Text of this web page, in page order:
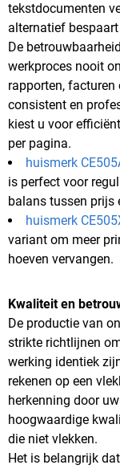
tekstdocumenten
alternatief
De
werkproces nooit
rapporten, facturen
consistent en
kiest u voor
per pagina.
huismerk
is perfect voor
balans tussen prijs
huismerk
variant om meer
hoeven vervangen.
Kwaliteit en
De productie van
strikte richtlijnen
werking identiek
rekenen op een
herkenning door
hoogwaardige
die niet vlekken.
Het is belangrijk